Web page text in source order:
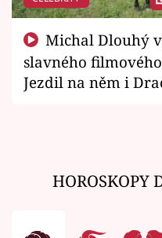
slavného
Jezdil na něm i
HOROSKOPY